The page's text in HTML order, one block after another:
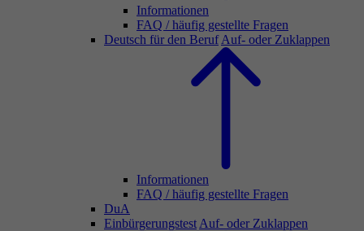
Informationen
FAQ / häufig gestellte Fragen
Deutsch für den Beruf Auf- oder Zuklappen
Informationen
FAQ / häufig gestellte Fragen
DuA
Einbürgerungstest Auf- oder Zuklappen